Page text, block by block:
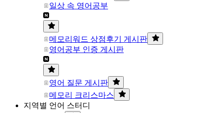
일상 속 영어공부
메모리워드 상점후기 게시판
영어공부 인증 게시판
영어 질문 게시판
메모리 크리스마스
지역별 언어 스터디